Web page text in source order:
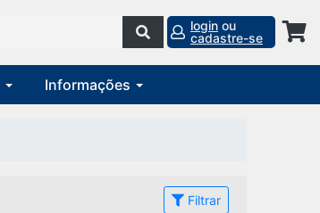
login ou
cadastre-se
Informações
Filtrar